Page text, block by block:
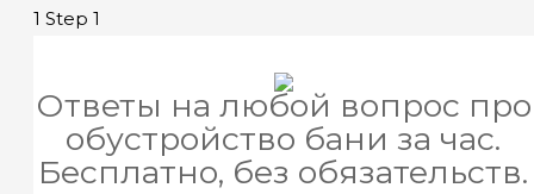
1 Step 1
Ответы на любой вопрос про
обустройство бани за час.
Бесплатно, без обязательств.